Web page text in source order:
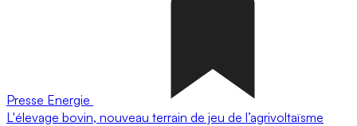
Presse Energie
L'élevage bovin, nouveau terrain de jeu de l’agrivoltaïsme